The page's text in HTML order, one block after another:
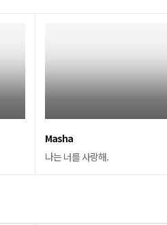
Masha
나는 너를 사랑해.